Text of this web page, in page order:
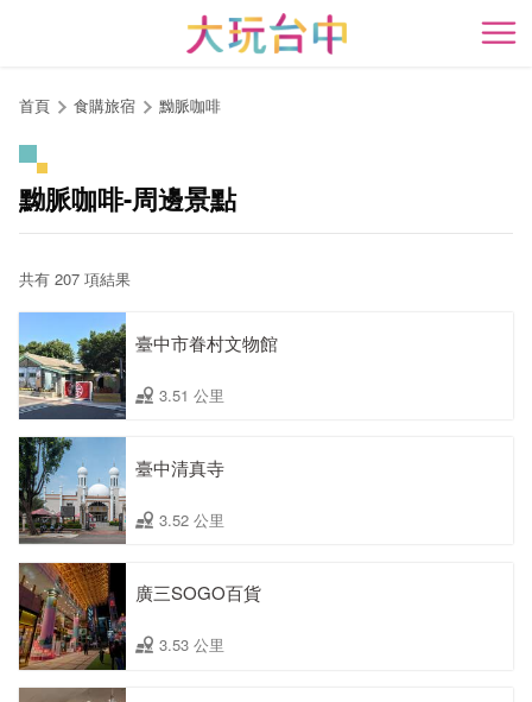
開
首頁 食購旅宿 黝脈咖啡
黝脈咖啡-周邊景點
共有 207 項結果
臺中市眷村文物館
3.51 公里
臺中清真寺
3.52 公里
廣三SOGO百貨
3.53 公里